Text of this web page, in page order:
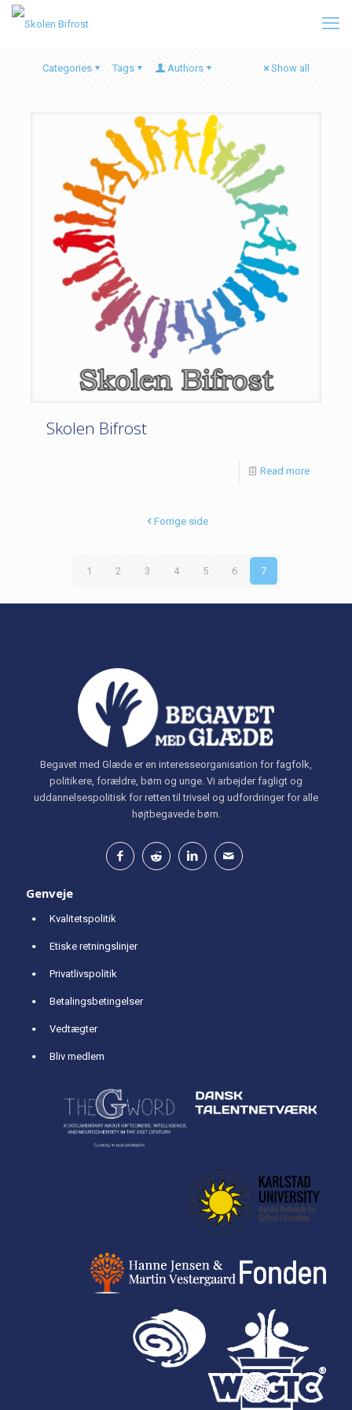
Categories Tags Authors Show all
Skolen Bifrost
Read more
Forrige side
1 2 3 4 5 6 7
Begavet med Glæde er en interesseorganisation for fagfolk,
politikere, forældre, børn og unge. Vi arbejder fagligt og
uddannelsespolitisk for retten til trivsel og udfordringer for alle
højtbegavede børn.
Genveje
Kvalitetspolitik
Etiske retningslinjer
Privatlivspolitik
Betalingsbetingelser
Vedtægter
Bliv medlem